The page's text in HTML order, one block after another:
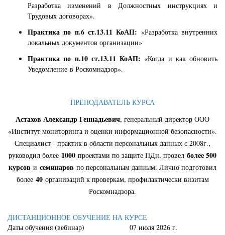
Разработка изменений в Должностных инструкциях и
Трудовых договорах».
Практика по п.6 ст.13.11 КоАП: «Разработка внутренних
локальных документов организации»
Практика по п.10 ст.13.11 КоАП: «Когда и как обновить
Уведомление в Роскомнадзор».
ПРЕПОДАВАТЕЛЬ КУРСА
Астахов Александр Геннадьевич, генеральный директор ООО
«Институт мониторинга и оценки информационной безопасности».
Специалист - практик в области персональных данных с 2008г.,
руководил более 1000 проектами по защите ПДн, провел более 500
курсов и семинаров по персональным данным. Лично подготовил
более 40организаций к проверкам, профилактически визитам
Роскомнадзора.
ДИСТАНЦИОННОЕ ОБУЧЕНИЕ НА КУРСЕ
Даты обучения (вебинар)
07 июля 2026 г.